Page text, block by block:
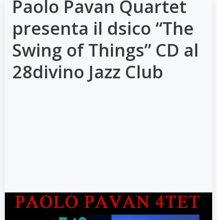
Paolo Pavan Quartet
presenta il dsico “The
Swing of Things” CD al
28divino Jazz Club